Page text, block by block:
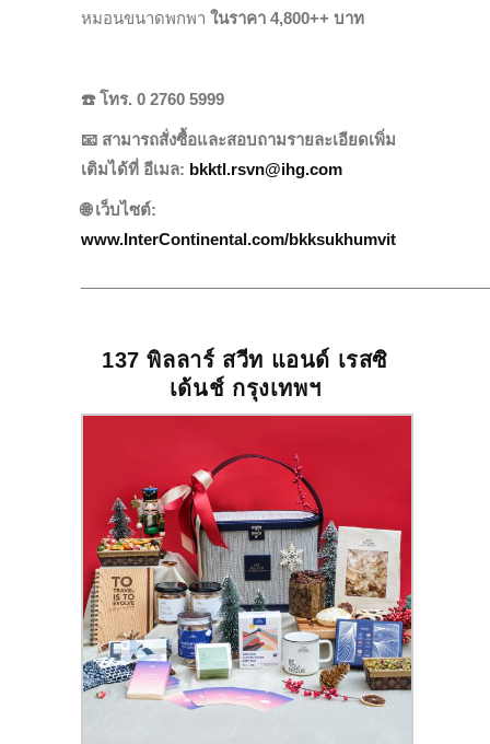
หมอนขนาดพกพา ในราคา 4,800++ บาท
☎️โทร. 0 2760 5999
📧 สามารถสั่งซื้อและสอบถามรายละเอียดเพิ่ม
เติมได้ที่ อีเมล: bkktl.rsvn@ihg.com
🌐เว็บไซต์:
www.InterContinental.com/bkksukhumvit
137พิลลาร์ สวีท แอนด์ เรสซิ
เด้นช์ กรุงเทพฯ